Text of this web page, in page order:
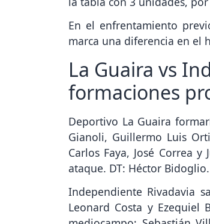
En el enfrentamiento
marca una diferencia en el
La Guaira vs
formaciones
Deportivo La Guaira
Gianoli, Guillermo Luis
Carlos Faya, José Correa
ataque. DT: Héctor Bidoglio.
Independiente Rivadavia
Leonard Costa y Ezequiel